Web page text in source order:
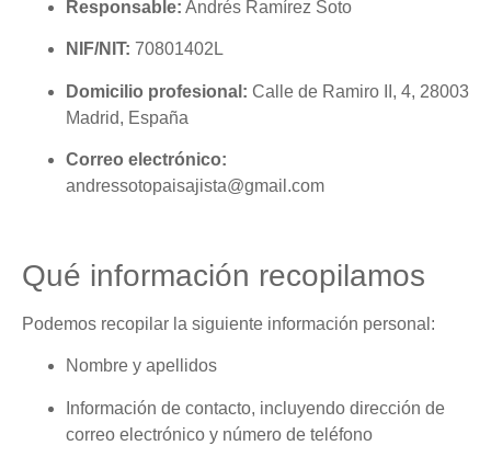
Responsable: Andrés Ramírez Soto
NIF/NIT: 70801402L
Domicilio profesional: Calle de Ramiro II, 4, 28003
Madrid, España
Correo electrónico:
andressotopaisajista@gmail.com
Qué información recopilamos
Podemos recopilar la siguiente información personal:
Nombre y apellidos
Información de contacto, incluyendo dirección de
correo electrónico y número de teléfono